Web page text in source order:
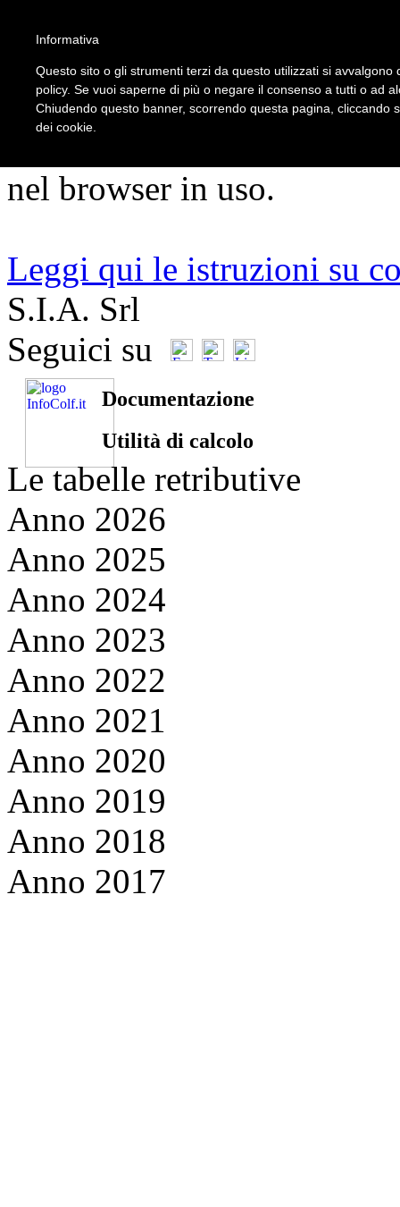
ATTENZIONE!!!
nel browser in uso.
Leggi qui le istruzioni su
S.I.A. Srl
Seguici su
Documentazione
Utilità di calcolo
Le tabelle retributive
Anno 2026
Anno 2025
Anno 2024
Anno 2023
Anno 2022
Anno 2021
Anno 2020
Anno 2019
Anno 2018
Anno 2017
Informativa
Questo sito o gli strumenti terzi da questo utilizzati si
policy. Se vuoi saperne di più o negare il consenso a tutti o ad
Chiudendo questo banner, scorrendo questa pagina, cliccando
dei cookie.